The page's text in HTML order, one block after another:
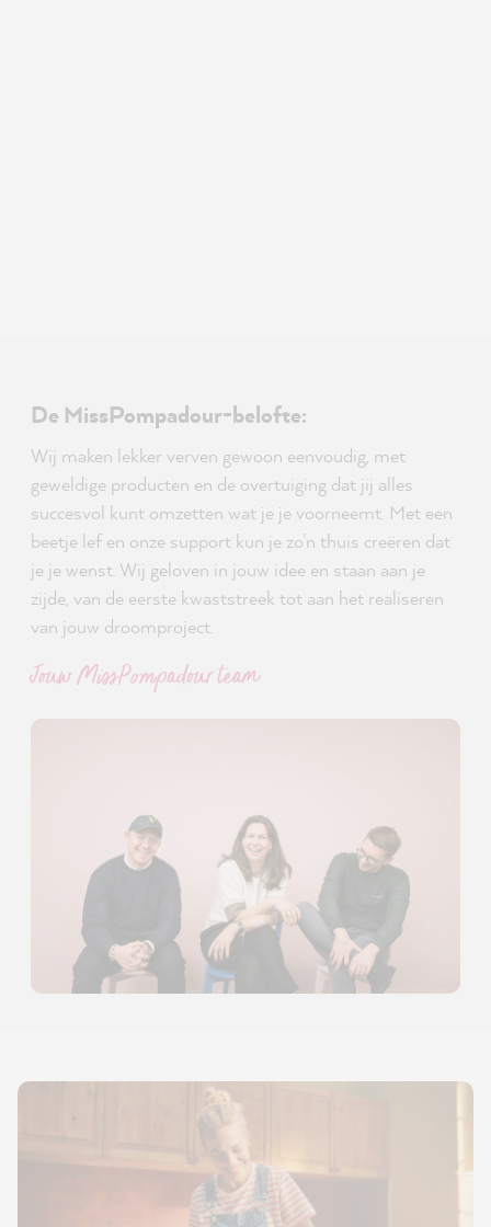
De MissPompadour-belofte:
Wij maken lekker verven gewoon eenvoudig, met
geweldige producten en de overtuiging dat jij alles
succesvol kunt omzetten wat je je voorneemt. Met een
beetje lef en onze support kun je zo'n thuis creëren dat
je je wenst. Wij geloven in jouw idee en staan aan je
zijde, van de eerste kwaststreek tot aan het realiseren
van jouw droomproject.
Jouw MissPompadour team